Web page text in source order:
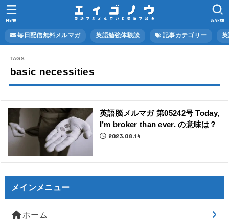
毎日配信無料メルマガ 英語勉強体験談 記事カテゴリー
SEARCH
MENU
basic necessities
英語脳メルマガ 第05242号 Today,
I’m broker than ever. の意味は？
2023.08.14
メインメニュー
ホーム